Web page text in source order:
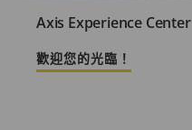
Axis Experience Center
歡迎您的光臨！